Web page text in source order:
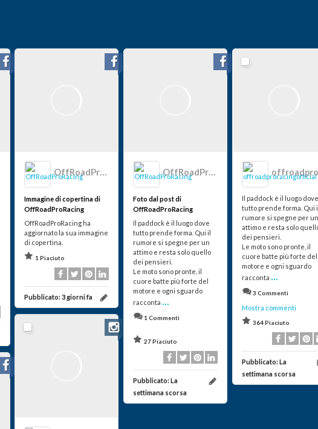
OffRoadProRacing
Immagine di copertina di
OffRoadProRacing
OffRoadProRacing ha
aggiornato la sua immagine
di copertina.
1 Piaciuto
Pubblicato:3 giorni fa
OffRoadProRacing
Foto dal post di
OffRoadProRacing
Il paddock è il luogo dove
tutto prende forma. Qui il
rumore si spegne per un
attimo e resta solo quello
dei pensieri.
Le moto sono pronte, il
cuore batte più forte del
motore e ogni sguardo
racconta ...
1 Commenti
27 Piaciuto
Pubblicato:La
settimana scorsa
Il paddock è il luogo dove
tutto prende forma. Qui
rumore si spegne per un
attimo e resta solo
dei pensieri.
Le moto sono pronte, il
cuore batte più forte del
motore e ogni sguardo
racconta ...
3 Commenti
Mostra commenti
364 Piaciuto
Pubblicato:La
settimana scorsa